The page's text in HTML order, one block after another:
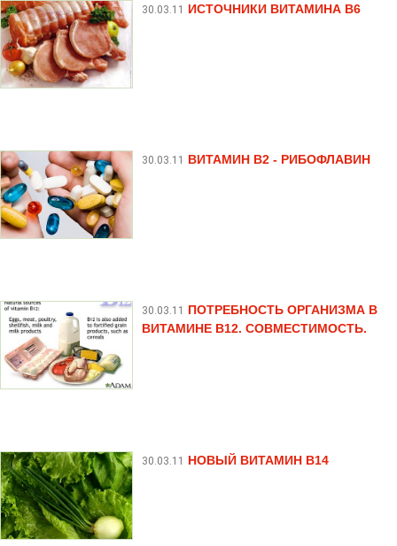
30.03.11 ИСТОЧНИКИ ВИТАМИНА B6
30.03.11 ВИТАМИН B2 - РИБОФЛАВИН
30.03.11 ПОТРЕБНОСТЬ ОРГАНИЗМА В
ВИТАМИНЕ В12. СОВМЕСТИМОСТЬ.
30.03.11 НОВЫЙ ВИТАМИН В14